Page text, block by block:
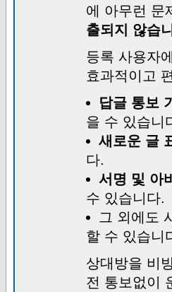
에 아무런 문
출되지 않습
등록 사용자
효과적이고
답글 통보
을 수 있습니
새로운 글
다.
서명 및 아
수 있습니다.
그 외에도
할 수 있습니
상대방을 비
전 통보없이